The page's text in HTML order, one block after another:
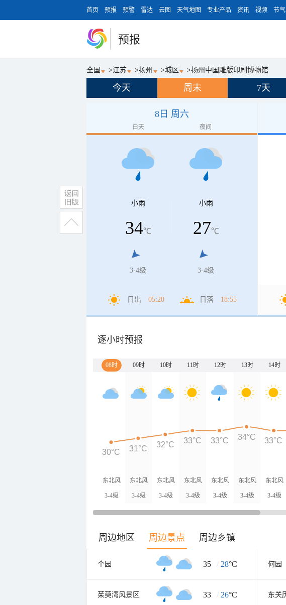
首页 预报 预警 雷达 云图 天气地图 专业产品 资讯 视频 节气
预报
全国 >江苏 >扬州 >城区 >扬州中国雕版印刷博物馆
今天 周末 7天
8日 周六
白天 夜间
小雨
34℃
3-4级
小雨
27℃
3-4级
日出 05:20 日落 18:55
逐小时预报
08时 09时 10时 11时 12时 13时 14时
东北风
3-4级
东北风
3-4级
东北风
3-4级
东北风
3-4级
东北风
3-4级
东北风
3-4级
东北风
3-4级
30°C 31°C 32°C 33°C 33°C 34°C 33°C
周边地区 周边景点 周边乡镇
个园 35 / 28°C 何园
茱萸湾风景区 33 / 26°C